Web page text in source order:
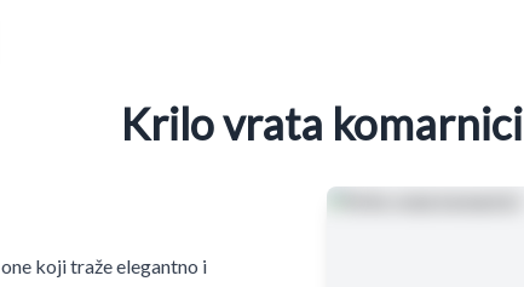
Krilo vrata komarnici
koji traže elegantno i